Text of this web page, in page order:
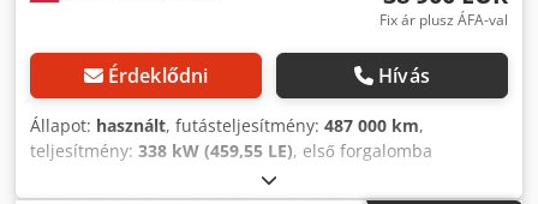
Fix ár plusz ÁFA-val
Érdeklődni Hívás
Állapot: használt, futásteljesítmény: 487 000 km,
teljesítmény: 338 kW (459,55 LE), első forgalomba
, üzemanyagtípus: